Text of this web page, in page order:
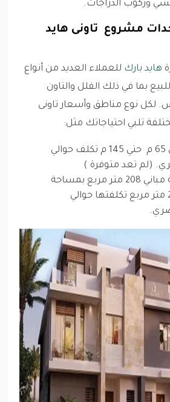
وركوب الدراجات.
مشروع تاونى هايد
هايد بارك للعملاء العديد من أنواع
بما في ذلك الفلل والتاون
لكل نوع مناطق وأسعار تاونى
شقق بمساحة مباني 65 م حتي 145 م تكلف حوالي
تاون هاوس بمساحة مباني 208 متر مربع بمساحة
تتراوح بين 208 و 288 متر مربع تكلفتها حوالي